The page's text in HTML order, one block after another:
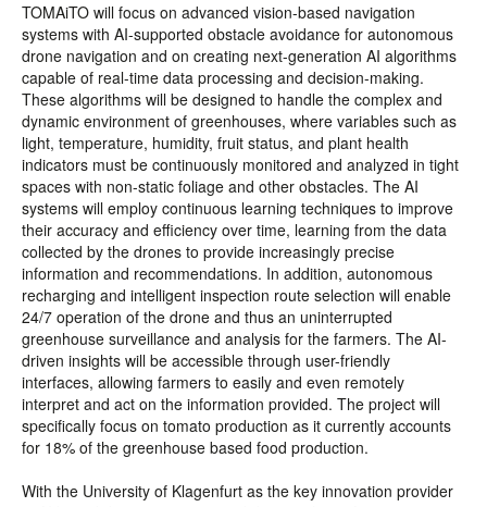
TOMAiTO will focus on advanced vision-based navigation
systems with AI-supported obstacle avoidance for autonomous
drone navigation and on creating next-generation AI algorithms
capable of real-time data processing and decision-making.
These algorithms will be designed to handle the complex and
dynamic environment of greenhouses, where variables such as
light, temperature, humidity, fruit status, and plant health
indicators must be continuously monitored and analyzed in tight
spaces with non-static foliage and other obstacles. The AI
systems will employ continuous learning techniques to improve
their accuracy and efficiency over time, learning from the data
collected by the drones to provide increasingly precise
information and recommendations. In addition, autonomous
recharging and intelligent inspection route selection will enable
24/7 operation of the drone and thus an uninterrupted
greenhouse surveillance and analysis for the farmers. The AI-
driven insights will be accessible through user-friendly
interfaces, allowing farmers to easily and even remotely
interpret and act on the information provided. The project will
specifically focus on tomato production as it currently accounts
for 18% of the greenhouse based food production.
With the University of Klagenfurt as the key innovation provider